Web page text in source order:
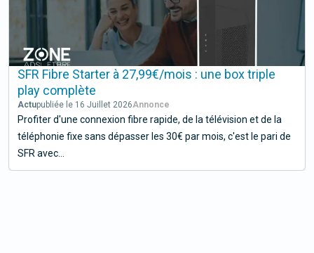
SFR Fibre Starter à 27,99€/mois : une box triple
play complète
Actupubliée le 16 Juillet 2026
Profiter d'une connexion fibre rapide, de la télévision et de la
téléphonie fixe sans dépasser les 30€ par mois, c'est le pari de
SFR avec...